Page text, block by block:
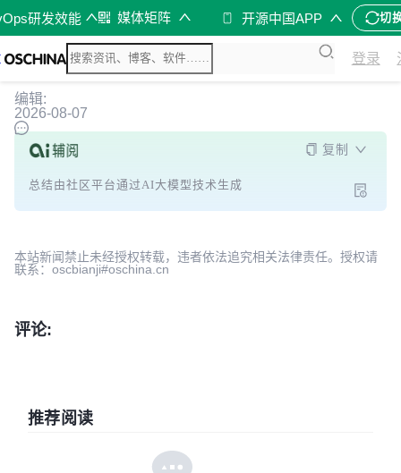
研发效能 媒体矩阵 开源中国APP 切
登录
编辑:
2026-08-07
复制
总结由社区平台通过AI大模型技术生成
本站新闻禁止未经授权转载，违者依法追究相关法律责任。授权请
联系：oscbianji#oschina.cn
评论:
推荐阅读